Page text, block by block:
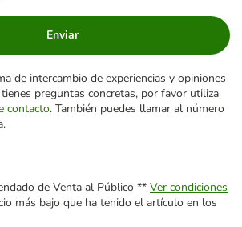
Enviar
de intercambio de experiencias y opiniones
preguntas concretas, por favor utiliza
contacto. También puedes llamar al número
de Venta al Público ** Ver condiciones
más bajo que ha tenido el artículo en los